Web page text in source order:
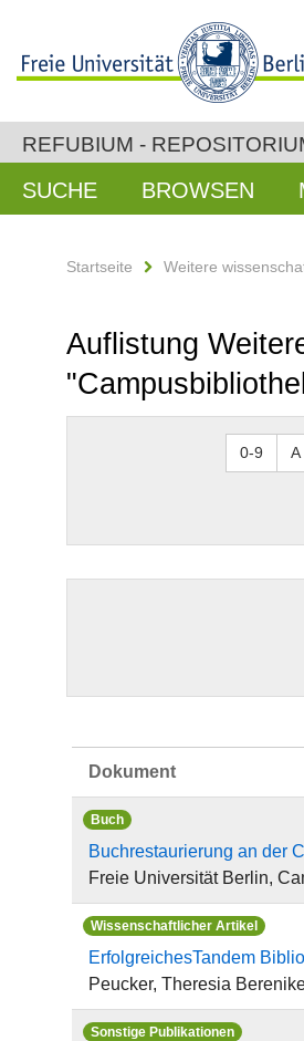
REFUBIUM -
SUCHE BROWSEN
Startseite Weitere
Auflistung
0-9 A
Dokument
Buch
Buchrestaurierung an der
Freie Universität Berlin,
Wissenschaftlicher Artikel
ErfolgreichesTandem
Peucker, Theresia
Sonstige Publikationen